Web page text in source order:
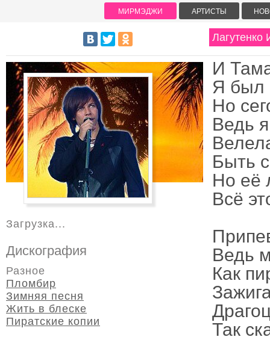
И
Я был
Но
Ведь
Быть
Но её
Всё
Ведь
Как
Так
Загрузка...
Дискография
Разное
Пломбир
Зимняя песня
Жить в блеске
Пиратские копии
МИРМЭДЖИ АРТИСТЫ